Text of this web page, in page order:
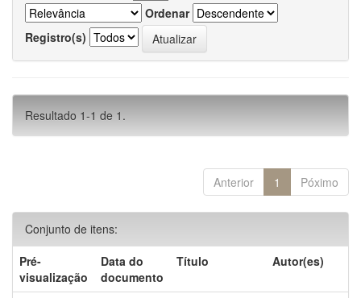
Ordenar
Registro(s)
Resultado 1-1 de 1.
Anterior 1 Póximo
Conjunto de itens:
Pré-
visualização
Data do
documento
Título Autor(es)